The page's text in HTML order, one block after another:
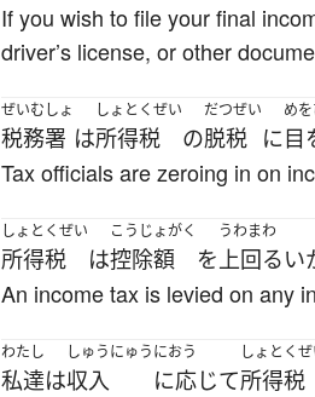
If you wish to file your final
driver’s license, or other
ぜいむしょ
税務署 は
しょとくぜい
所得税 の
だつぜい
脱税 に
め
目
Tax officials are zeroing in on
しょとくぜい
所得税 は
こうじょがく
控除額 を
うわまわ
上回るい
An income tax is levied on any
わたし
私達は
しゅうにゅう
収入
におう
に応じて
しょとく
所得税